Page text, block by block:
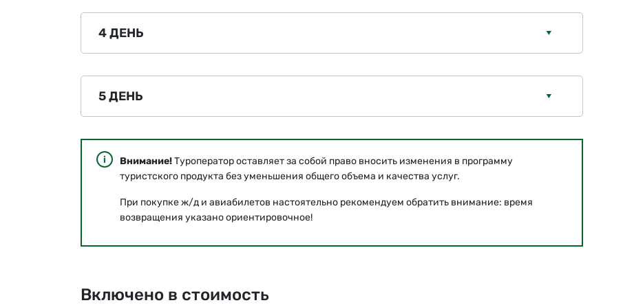
4 ДЕНЬ
5 ДЕНЬ
Внимание!Туроператор оставляет за собой право вносить изменения в программу
туристского продукта без уменьшения общего объема и качества услуг.
При покупке ж/д и авиабилетов настоятельно рекомендуем обратить внимание: время
возвращения указано ориентировочное!
Включено в стоимость